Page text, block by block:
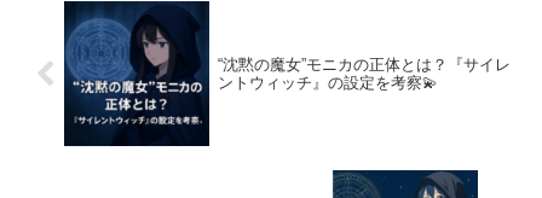
“沈黙の魔女”モニカの正体とは？『サイレ
ントウィッチ』の設定を考察💫